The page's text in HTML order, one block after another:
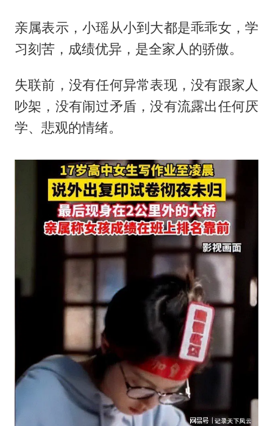
亲属表示，小瑶从小到大都是乖乖女，学
习刻苦，成绩优异，是全家人的骄傲。
失联前，没有任何异常表现，没有跟家人
吵架，没有闹过矛盾，没有流露出任何厌
学、悲观的情绪。